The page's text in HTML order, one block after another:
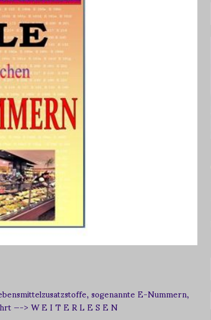
sogenannte E-Nummern,
—-> W E I T E R L E S E N